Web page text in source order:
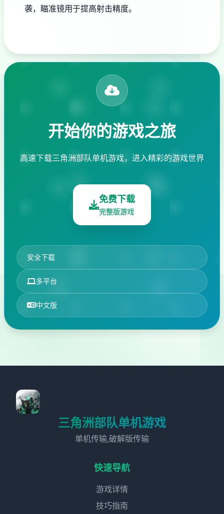
袭，瞄准镜用于提高射击精度。
开始你的游戏之旅
高速下载三角洲部队单机游戏，进入精彩的游戏世界
免费下载
完整版游戏
安全下载
多平台
中文版
三角洲部队单机游戏
单机传输,破解版传输
快速导航
游戏详情
技巧指南